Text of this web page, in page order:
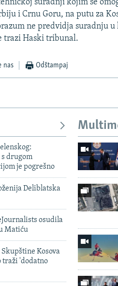
suradnji kojim se
i Crnu Goru, na putu za
ne predvidja suradnju
trazi Haski tribunal.
nas Odštampaj
s ​​drugom
je pogrešno
Deliblatska
osudila
Matiću
Kosova
traži 'dodatno